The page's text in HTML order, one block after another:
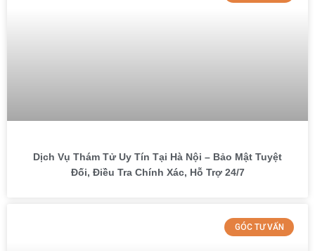
Dịch Vụ Thám Tử Uy Tín Tại Hà Nội – Bảo Mật Tuyệt
Đối, Điều Tra Chính Xác, Hỗ Trợ 24/7
GÓC TƯ VẤN